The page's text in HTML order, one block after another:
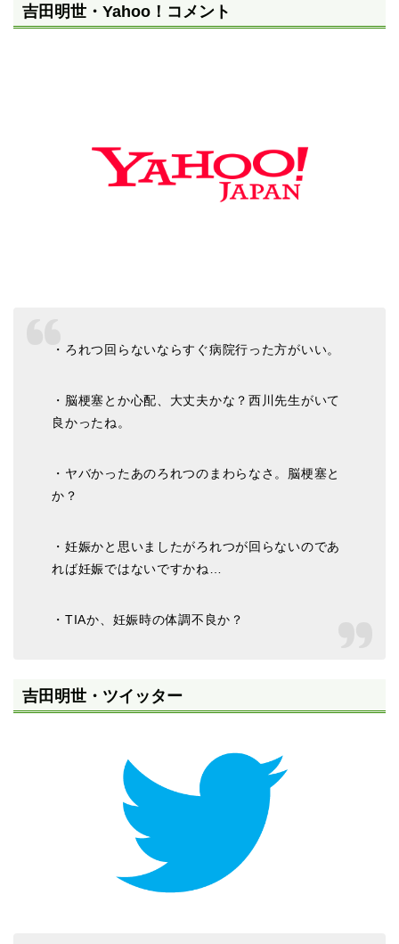
吉田明世・Yahoo！コメント
・ろれつ回らないならすぐ病院行った方がいい。
・脳梗塞とか心配、大丈夫かな？西川先生がいて
良かったね。
・ヤバかったあのろれつのまわらなさ。脳梗塞と
か？
・妊娠かと思いましたがろれつが回らないのであ
れば妊娠ではないですかね…
・TIAか、妊娠時の体調不良か？
吉田明世・ツイッター